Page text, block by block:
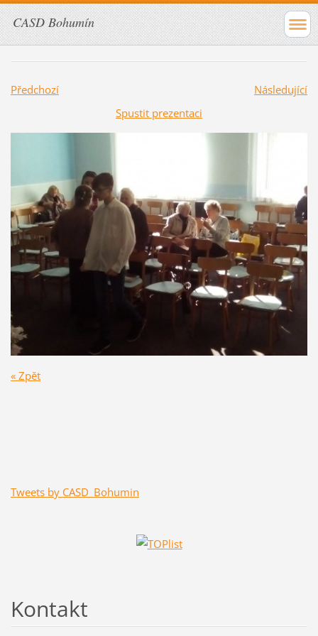
CASD Bohumín
Předchozí
Následující
Spustit prezentaci
« Zpět
Tweets by CASD_Bohumin
Kontakt